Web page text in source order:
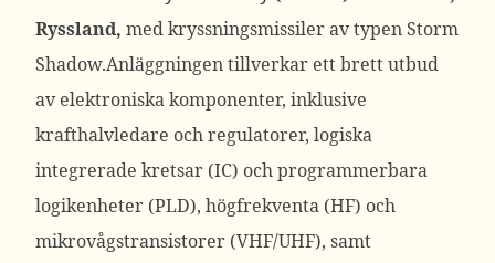
Ryssland, med kryssningsmissiler av typen Storm
Shadow.Anläggningen tillverkar ett brett utbud
av elektroniska komponenter, inklusive
krafthalvledare och regulatorer, logiska
integrerade kretsar (IC) och programmerbara
logikenheter (PLD), högfrekventa (HF) och
mikrovågstransistorer (VHF/UHF), samt